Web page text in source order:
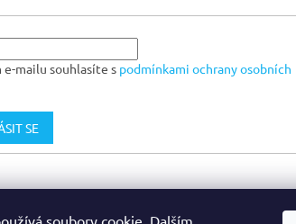
soubory cookie. Dalším
mailu souhlasíte s podmínkami ochrany osobních
SE